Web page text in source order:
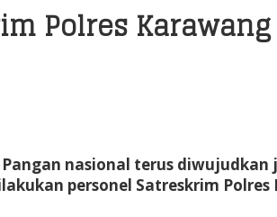
Polres
nasional terus diwujudkan
personel Satreskrim